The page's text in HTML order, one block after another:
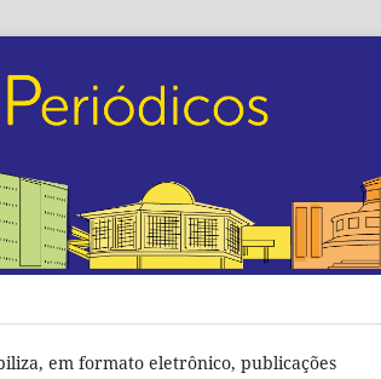
em formato eletrônico, publicações